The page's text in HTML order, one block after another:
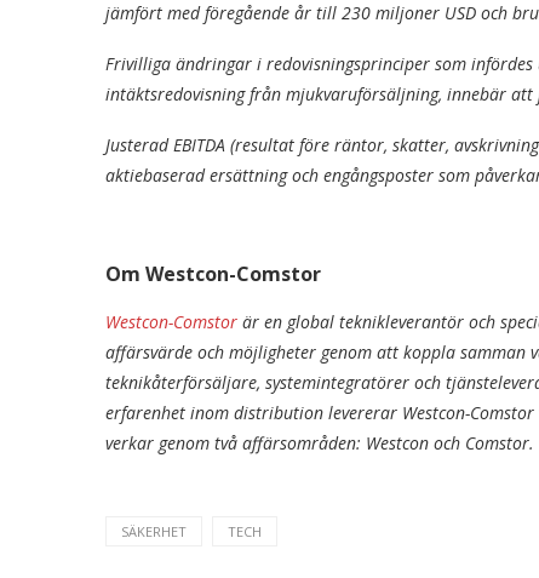
jämfört med föregående år till 230 miljoner USD och
Frivilliga ändringar i redovisningsprinciper som
intäktsredovisning från mjukvaruförsäljning, innebär att
Justerad EBITDA (resultat före räntor, skatter,
aktiebaserad ersättning och engångsposter som påverkar
Om Westcon-Comstor
Westcon-Comstor är en global teknikleverantör och
affärsvärde och möjligheter genom att koppla samman
teknikåterförsäljare, systemintegratörer och
erfarenhet inom distribution levererar Westcon-
verkar genom två affärsområden: Westcon och Comstor.
SÄKERHET TECH